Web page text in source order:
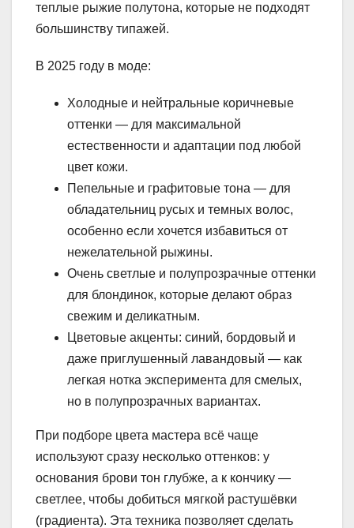
теплые рыжие полутона, которые не подходят
большинству типажей.
В 2025 году в моде:
Холодные и нейтральные коричневые
оттенки — для максимальной
естественности и адаптации под любой
цвет кожи.
Пепельные и графитовые тона — для
обладательниц русых и темных волос,
особенно если хочется избавиться от
нежелательной рыжины.
Очень светлые и полупрозрачные оттенки
для блондинок, которые делают образ
свежим и деликатным.
Цветовые акценты: синий, бордовый и
даже приглушенный лавандовый — как
легкая нотка эксперимента для смелых,
но в полупрозрачных вариантах.
При подборе цвета мастера всё чаще
используют сразу несколько оттенков: у
основания брови тон глубже, а к кончику —
светлее, чтобы добиться мягкой растушёвки
(градиента). Эта техника позволяет сделать